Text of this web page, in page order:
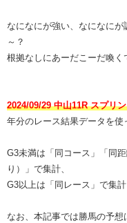
なになにが強い、なになに
～？
根拠なしにあーだこーだ喚く
2024/09/29 中山11R スプリ
年分のレース結果データを使
G3未満は「同コース」「同
り）」で集計、
G3以上は「同レース」で集
なお、本記事では勝馬の予想